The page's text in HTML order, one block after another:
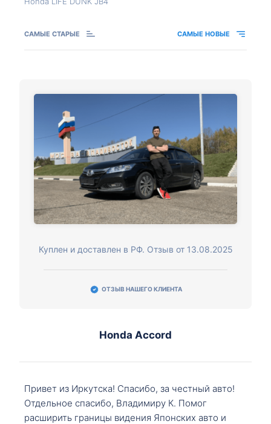
САМЫЕ СТАРЫЕ САМЫЕ НОВЫЕ
Куплен и доставлен в РФ. Отзыв от 13.08.2025
ОТЗЫВ НАШЕГО КЛИЕНТА
Honda Accord
Привет из Иркутска! Спасибо, за честный авто!
Отдельное спасибо, Владимиру К. Помог
расширить границы видения Японских авто и